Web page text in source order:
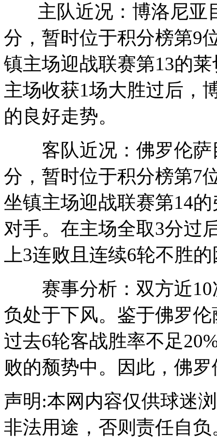
主队近况：博洛尼亚
分，暂时位于积分榜第9
镇主场迎战联赛第13的
主场收获1场大胜过后，
的良好走势。
客队近况：佛罗伦萨
分，暂时位于积分榜第7
坐镇主场迎战联赛第14
对手。在主场全取3分过
上3连败且连续6轮不胜
赛事分析：双方近10
负处于下风。鉴于佛罗
过去6轮客战胜率不足
败的颓势中。因此，佛
声明:本网内容仅供球迷
非法用途，否则责任自